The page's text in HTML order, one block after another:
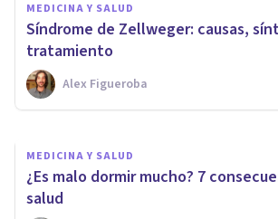
MEDICINA Y SALUD
Síndrome de Zellweger: causas,
tratamiento
Alex Figueroba
Estado vegetativo:
causas y tratamiento
Andrés Carrillo
MEDICINA Y SALUD
¿Es malo dormir mucho? 7
salud